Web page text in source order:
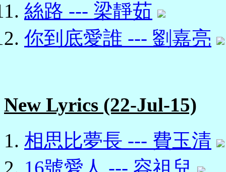
絲路 --- 梁靜茹
你到底愛誰 --- 劉嘉亮
New Lyrics (22-Jul-15)
相思比夢長 --- 費玉清
16號愛人 --- 容祖兒